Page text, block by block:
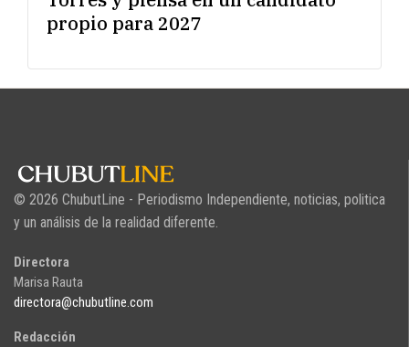
propio para 2027
© 2026 ChubutLine - Periodismo Independiente, noticias, politica
y un análisis de la realidad diferente.
Directora
Marisa Rauta
directora@chubutline.com
Redacción